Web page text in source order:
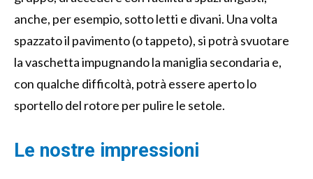
anche, per esempio, sotto letti e divani. Una volta
spazzato il pavimento (o tappeto), si potrà svuotare
la vaschetta impugnando la maniglia secondaria e,
con qualche difficoltà, potrà essere aperto lo
sportello del rotore per pulire le setole.
Le nostre impressioni